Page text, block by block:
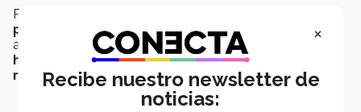
Para este fin, el
programas o talleres en los que abundan en estos
aspectos para que los emprendedores tengan
herramientas disponibles y acceso a diversos
recursos.
×
Recibe nuestro newsletter de
noticias: